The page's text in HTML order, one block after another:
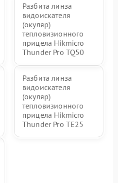
Разбита линза
видоискателя
(окуляр)
тепловизионного
прицела Hikmicro
Thunder Pro TQ50
Разбита линза
видоискателя
(окуляр)
тепловизионного
прицела Hikmicro
Thunder Pro TE25